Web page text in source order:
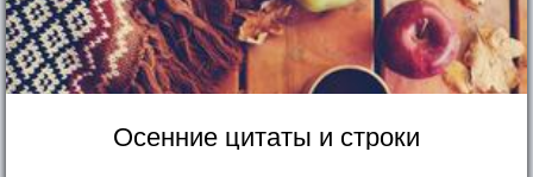
Осенние цитаты и строки